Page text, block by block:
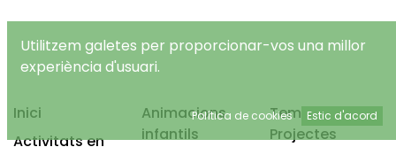
Inici
Activitats en
Animacions
infantils
Temps Lliure
Projectes
Utilitzem galetes per proporcionar-vos una millor
experiència d'usuari.
Política de cookies Estic d'acord